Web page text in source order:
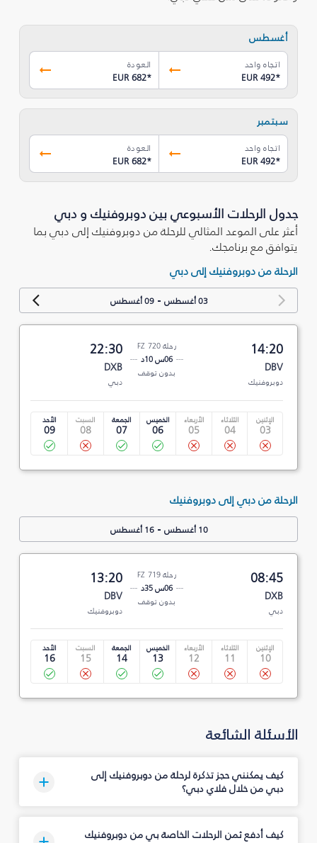
أغسطس
اتجاه واحد
EUR 492*
العودة
EUR 682*
سبتمبر
اتجاه واحد
EUR 492*
العودة
EUR 682*
جدول الرحلات الأسبوعي بين دوبروفنيك و دبي
أعثر على الموعد المثالي للرحلة من دوبروفنيك إلى دبي بما
يتوافق مع برنامجك.
الرحلة من دوبروفنيك إلى دبي
03 أغسطس -09 أغسطس
14:20
DBV
دوبروفنيك
رحلة FZ 720
06س 10د
بدون توقف
22:30
DXB
دبي
الإثنين
03
الثلاثاء
04
الأربعاء
05
الخميس
06
الجمعة
07
السبت
08
الأحد
09
الرحلة من دبي إلى دوبروفنيك
10 أغسطس -16 أغسطس
08:45
DXB
دبي
رحلة FZ 719
06س 35د
بدون توقف
13:20
DBV
دوبروفنيك
الإثنين
10
الثلاثاء
11
الأربعاء
12
الخميس
13
الجمعة
14
السبت
15
الأحد
16
الأسئلة الشائعة
كيف يمكنني حجز تذكرة لرحلة من دوبروفنيك إلى
دبي من خلال فلاي دبي؟
كيف أدفع ثمن الرحلات الخاصة بي من دوبروفنيك